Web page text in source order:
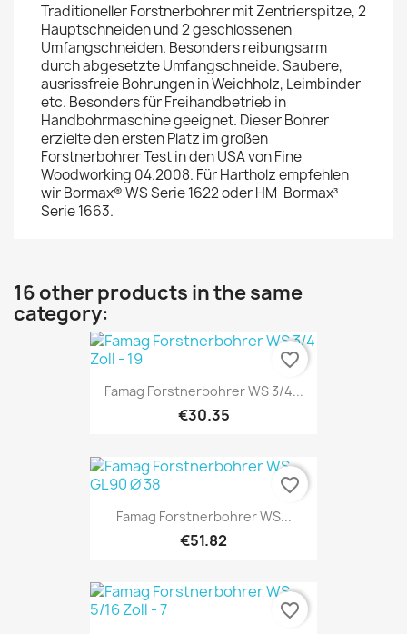
Traditioneller Forstnerbohrer mit Zentrierspitze, 2
Hauptschneiden und 2 geschlossenen
Umfangschneiden. Besonders reibungsarm
durch abgesetzte Umfangschneide. Saubere,
ausrissfreie Bohrungen in Weichholz, Leimbinder
etc. Besonders für Freihandbetrieb in
Handbohrmaschine geeignet. Dieser Bohrer
erzielte den ersten Platz im großen
Forstnerbohrer Test in den USA von Fine
Woodworking 04.2008. Für Hartholz empfehlen
wir Bormax® WS Serie 1622 oder HM-Bormax³
Serie 1663.
16 other products in the same
category:
Famag Forstnerbohrer WS 3/4...
€30.35
favorite_border
Famag Forstnerbohrer WS...
€51.82
favorite_border
favorite_border